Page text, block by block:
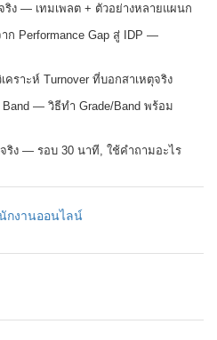
ริง — เทมเพลต + ตัวอย่างหลายแผนก
ก Performance Gap สู่ IDP —
คราะห์ Turnover ที่บอกสาเหตุจริง
Band — วิธีทำ Grade/Band พร้อม
จริง — รอบ 30 นาที, ใช้คำถามอะไร
กงานออนไลน์